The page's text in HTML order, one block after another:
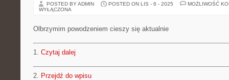
POSTED BY ADMIN POSTED ON LIS - 6 - 2025
MOŻLIWOŚĆ
WYŁĄCZONA
Olbrzymim powodzeniem cieszy się aktualnie
1. Czytaj dalej
2. Przejdź do wpisu